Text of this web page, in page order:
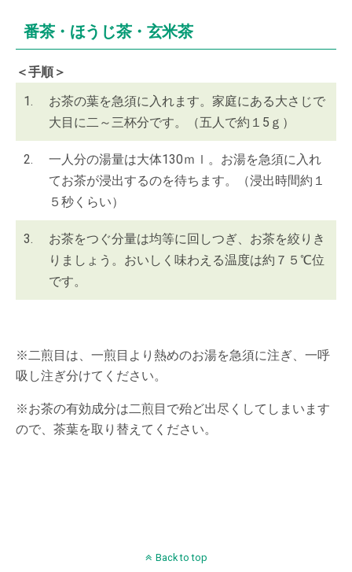
番茶・ほうじ茶・玄米茶
＜手順＞
1.
お茶の葉を急須に入れます。家庭にある大さじで
大目に二～三杯分です。（五人で約１5ｇ）
2.
一人分の湯量は大体130ｍｌ。お湯を急須に入れ
てお茶が浸出するのを待ちます。（浸出時間約１
５秒くらい）
3.
お茶をつぐ分量は均等に回しつぎ、お茶を絞りき
りましょう。おいしく味わえる温度は約７５℃位
です。
※二煎目は、一煎目より熱めのお湯を急須に注ぎ、一呼
吸し注ぎ分けてください。
※お茶の有効成分は二煎目で殆ど出尽くしてしまいます
ので、茶葉を取り替えてください。
Back to top